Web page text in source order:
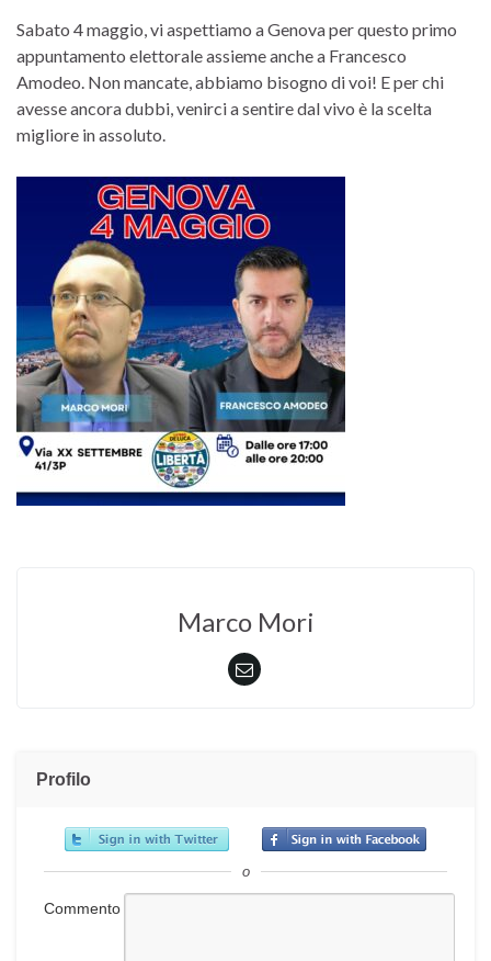
Sabato 4 maggio, vi aspettiamo a Genova per questo primo
appuntamento elettorale assieme anche a Francesco
Amodeo. Non mancate, abbiamo bisogno di voi! E per chi
avesse ancora dubbi, venirci a sentire dal vivo è la scelta
migliore in assoluto.
Marco Mori
Profilo
o
Commento